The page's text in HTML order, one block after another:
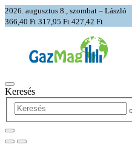
2026. augusztus 8., szombat – László
366,40 Ft 317,95 Ft 427,42 Ft
Keresés